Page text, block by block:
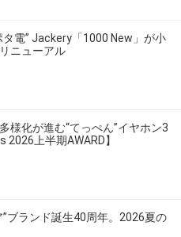
タ電” Jackery「1000 New」が小
ニューアル
様化が進む“てっぺん”イヤホン3
2026上半期AWARD】
”ブランド誕生40周年。2026夏の